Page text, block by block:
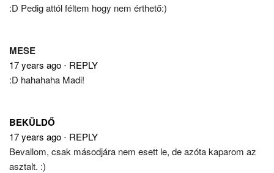
:D Pedig attól féltem hogy nem érthető:)
MESE
17 years ago ⋅ REPLY
:D hahahaha Madi!
BEKÜLDŐ
17 years ago ⋅ REPLY
Bevallom, csak másodjára nem esett le, de azóta kaparom az
asztalt. :)